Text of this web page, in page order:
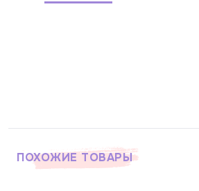
ПОХОЖИЕ ТОВАРЫ